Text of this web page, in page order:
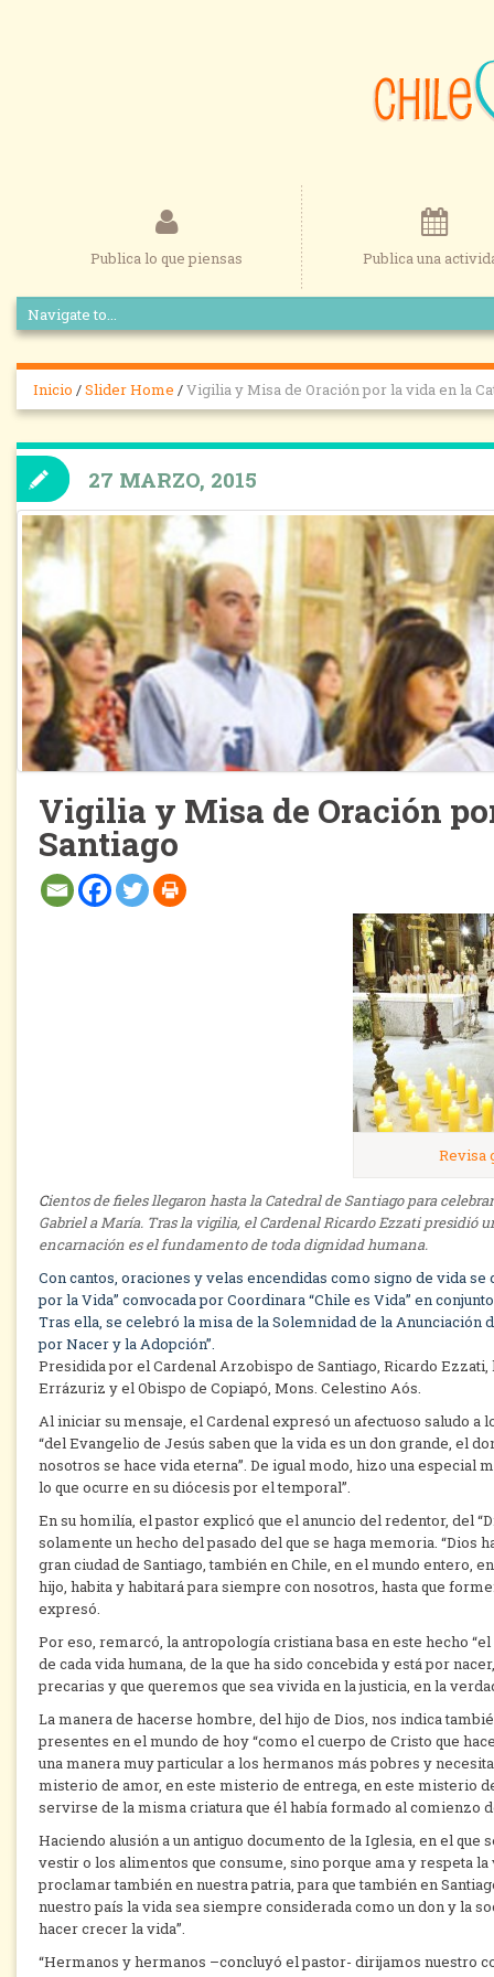
Publica lo que piensas Publica una
Inicio /Slider Home /Vigilia y Misa de Oración por la vida en la
Vigilia y Misa de Oración
Santiago
Revisa
Cientos de fieles llegaron hasta la Catedral de Santiago para
Gabriel a María. Tras la vigilia, el Cardenal Ricardo Ezzati presidió
encarnación es el fundamento de toda dignidad humana.
Con cantos, oraciones y velas encendidas como signo de vida
por la Vida” convocada por Coordinara “Chile es Vida” en
Tras ella, se celebró la misa de la Solemnidad de la Anunciación
por Nacer y la Adopción”.
Presidida por el Cardenal Arzobispo de Santiago, Ricardo
Errázuriz y el Obispo de Copiapó, Mons. Celestino Aós.
Al iniciar su mensaje, el Cardenal expresó un afectuoso saludo
“del Evangelio de Jesús saben que la vida es un don grande, el
nosotros se hace vida eterna”. De igual modo, hizo una especial
lo que ocurre en su diócesis por el temporal”.
En su homilía, el pastor explicó que el anuncio del redentor, del
solamente un hecho del pasado del que se haga memoria.
gran ciudad de Santiago, también en Chile, en el mundo entero,
hijo, habita y habitará para siempre con nosotros, hasta que
expresó.
Por eso, remarcó, la antropología cristiana basa en este hecho
de cada vida humana, de la que ha sido concebida y está por
precarias y que queremos que sea vivida en la justicia, en la
La manera de hacerse hombre, del hijo de Dios, nos indica
presentes en el mundo de hoy “como el cuerpo de Cristo que
una manera muy particular a los hermanos más pobres y
misterio de amor, en este misterio de entrega, en este misterio
servirse de la misma criatura que él había formado al comienzo
Haciendo alusión a un antiguo documento de la Iglesia, en el
vestir o los alimentos que consume, sino porque ama y respeta la
proclamar también en nuestra patria, para que también en
nuestro país la vida sea siempre considerada como un don y la
hacer crecer la vida”.
“Hermanos y hermanos –concluyó el pastor- dirijamos nuestro
27 MARZO, 2015